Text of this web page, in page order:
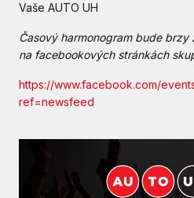
Vaše AUTO UH
Časový harmonogram bude brzy
na facebookových stránkách
https://www.facebook.com/
ref=newsfeed